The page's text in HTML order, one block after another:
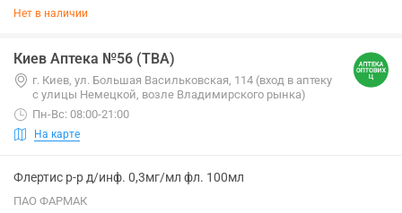
Нет в наличии
Киев Аптека №56 (ТВА)
г. Киев, ул. Большая Васильковская, 114 (вход в аптеку
с улицы Немецкой, возле Владимирского рынка)
Пн-Вс: 08:00-21:00
На карте
Флертис р-р д/инф. 0,3мг/мл фл. 100мл
ПАО ФАРМАК